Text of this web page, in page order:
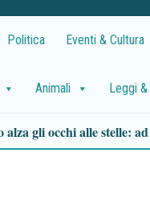
Politica Eventi & Cultura
Animali Leggi
13:33